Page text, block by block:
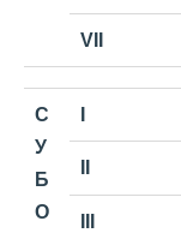
VII
С
У
Б
О